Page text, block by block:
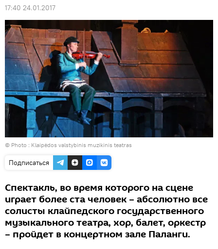
17:40 24.01.2017
© Photo : Klaipėdos valstybinis muzikinis teatras
Подписаться
Спектакль, во время которого на сцене
играет более ста человек – абсолютно все
солисты клайпедского государственного
музыкального театра, хор, балет, оркестр
– пройдет в концертном зале Паланги.